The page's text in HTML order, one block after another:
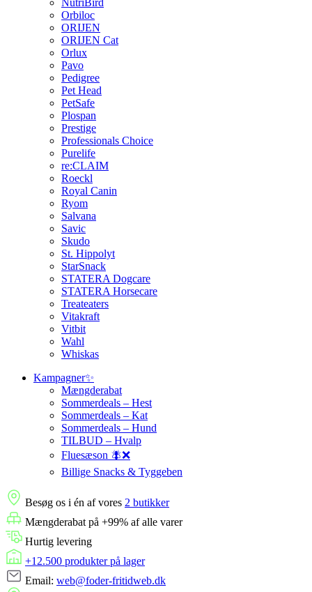
NutriBird
Orbiloc
ORIJEN
ORIJEN Cat
Orlux
Pavo
Pedigree
Pet Head
PetSafe
Plospan
Prestige
Professionals Choice
Purelife
re:CLAIM
Roeckl
Royal Canin
Ryom
Salvana
Savic
Skudo
St. Hippolyt
StarSnack
STATERA Dogcare
STATERA Horsecare
Treateaters
Vitakraft
Vitbit
Wahl
Whiskas
Kampagner✨
Mængderabat
Sommerdeals – Hest
Sommerdeals – Kat
Sommerdeals – Hund
TILBUD – Hvalp
Fluesæson 🪰❌
Billige Snacks & Tyggeben
Besøg os i én af vores 2 butikker
Mængderabat på +99% af alle varer
Hurtig levering
+12.500 produkter på lager
Email: web@foder-fritidweb.dk